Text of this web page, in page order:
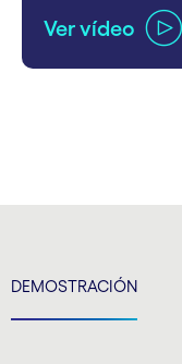
Ver vídeo
DEMOSTRACIÓN